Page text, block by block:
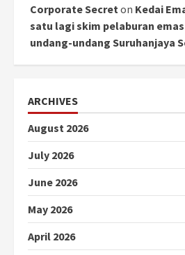
Corporate Secret on Kedai
satu lagi skim pelaburan
undang-undang Suruhanjaya
ARCHIVES
August 2026
July 2026
June 2026
May 2026
April 2026